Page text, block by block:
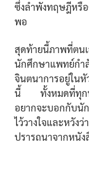
ซึ่งลำพังทฤษฎีหรื
พอ
สุดท้ายนี้ภาพที่ตน
นักศึกษาแพทย์กำ
จินตนาการอยู่ในหั
นี้ ทั้งหมดที่ทุกท่
อยากจะบอกกับนั
ไว้วางใจและหวัง
ปรารถนาจากหนัง